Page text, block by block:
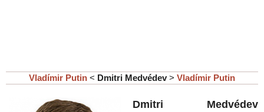
Vladímir Putin < Dmitri Medvédev > Vladímir Putin
Dmitri Medvédev